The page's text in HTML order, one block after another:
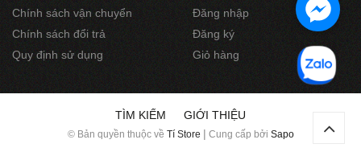
Chính sách vận chuyển
Chính sách đổi trả
Quy định sử dụng
Đăng nhập
Đăng ký
Giỏ hàng
TÌM KIẾM GIỚI THIỆU
© Bản quyền thuộc về Tí Store | Cung cấp bởi Sapo